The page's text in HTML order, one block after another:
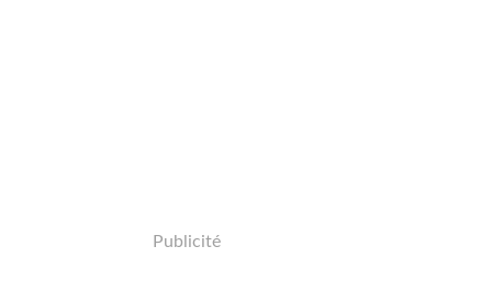
Publicité